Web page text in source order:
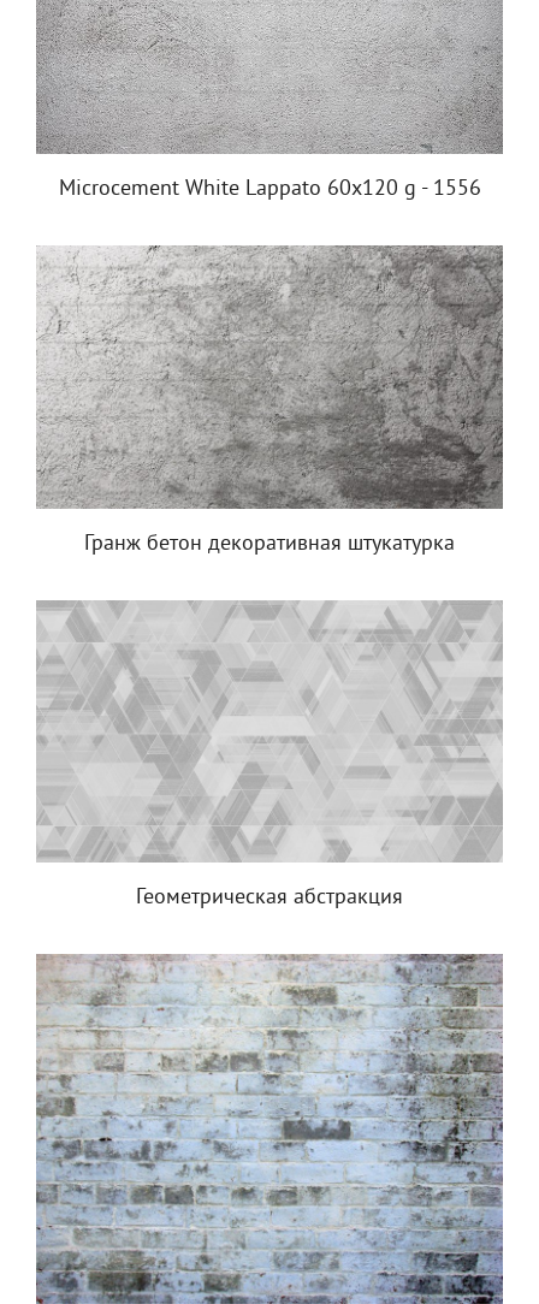
Microcement White Lappato 60х120 g - 1556
Гранж бетон декоративная штукатурка
Геометрическая абстракция